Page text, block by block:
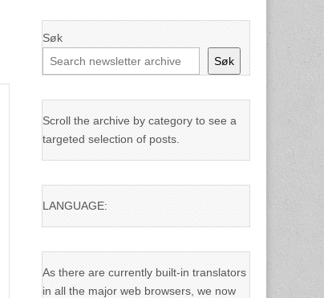
Søk
Søk
Scroll the archive by category to see a
targeted selection of posts.
LANGUAGE:
As there are currently built-in translators
in all the major web browsers, we now